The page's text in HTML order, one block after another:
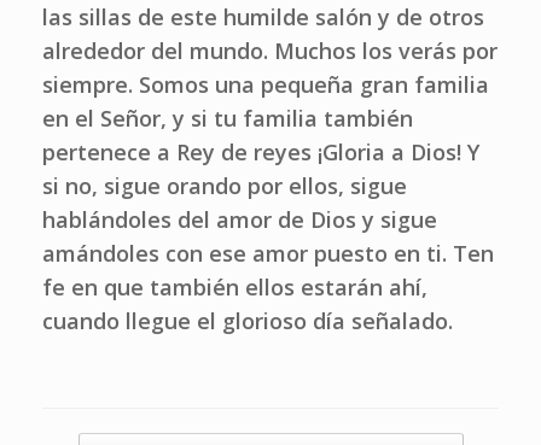
las sillas de este humilde salón y de otros
alrededor del mundo. Muchos los verás por
siempre. Somos una pequeña gran familia
en el Señor, y si tu familia también
pertenece a Rey de reyes ¡Gloria a Dios! Y
si no, sigue orando por ellos, sigue
hablándoles del amor de Dios y sigue
amándoles con ese amor puesto en ti. Ten
fe en que también ellos estarán ahí,
cuando llegue el glorioso día señalado.